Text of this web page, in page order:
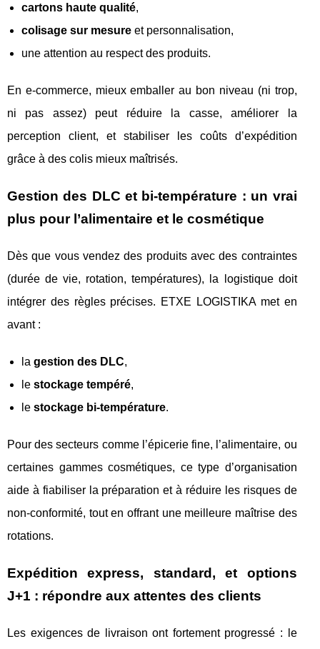
cartons haute qualité,
colisage sur mesure et personnalisation,
une attention au respect des produits.
En e-commerce, mieux emballer au bon niveau (ni trop,
ni pas assez) peut réduire la casse, améliorer la
perception client, et stabiliser les coûts d’expédition
grâce à des colis mieux maîtrisés.
Gestion des DLC et bi-température : un vrai
plus pour l’alimentaire et le cosmétique
Dès que vous vendez des produits avec des contraintes
(durée de vie, rotation, températures), la logistique doit
intégrer des règles précises. ETXE LOGISTIKA met en
avant :
la gestion des DLC,
le stockage tempéré,
le stockage bi-température.
Pour des secteurs comme l’épicerie fine, l’alimentaire, ou
certaines gammes cosmétiques, ce type d’organisation
aide à fiabiliser la préparation et à réduire les risques de
non-conformité, tout en offrant une meilleure maîtrise des
rotations.
Expédition express, standard, et options
J+1 : répondre aux attentes des clients
Les exigences de livraison ont fortement progressé : le